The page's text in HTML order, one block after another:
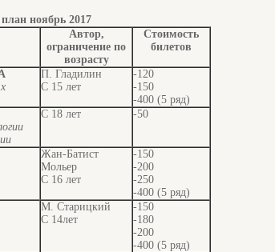
ноябрь 2017
Автор,
ограничение по
возрасту
Стоимость
билетов
П. Гладилин
С 15 лет
-120
-150
-400 (5 ряд)
С 18 лет -50
Жан-Батист
Мольер
С 16 лет
-150
-200
-250
-400 (5 ряд)
М. Старицкий
С 14лет
-150
-180
-200
-400 (5 ряд)